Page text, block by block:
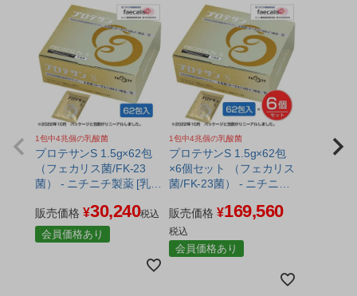
1包中4兆個の乳酸菌
プロテサンS 1.5g×62包
（フェカリス菌/FK-23
菌） - ニチニチ製薬 [乳酸
販売価格 ¥30,240税込
会員価格あり
1包中4兆個の乳酸菌
プロテサンS 1.5g×62包
×6個セット （フェカリス
菌/FK-23菌） - ニチニチ
販売価格 ¥169,560
税込
会員価格あり